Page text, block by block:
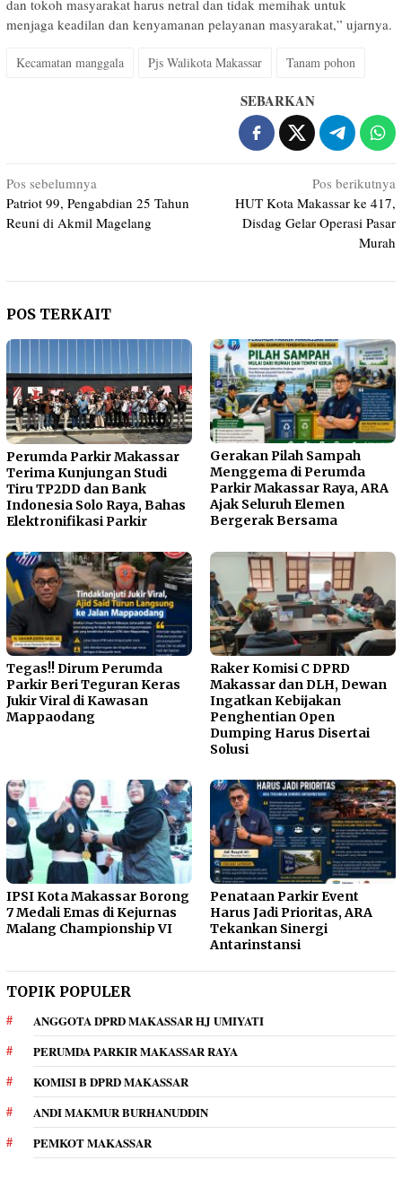
dan tokoh masyarakat harus netral dan tidak memihak untuk
menjaga keadilan dan kenyamanan pelayanan masyarakat,” ujarnya.
Kecamatan manggala Pjs Walikota Makassar Tanam pohon
SEBARKAN
Navigasi
pos
Pos sebelumnya
Patriot 99, Pengabdian 25 Tahun
Reuni di Akmil Magelang
Pos berikutnya
HUT Kota Makassar ke 417,
Disdag Gelar Operasi Pasar
Murah
POS TERKAIT
Perumda Parkir Makassar
Terima Kunjungan Studi
Tiru TP2DD dan Bank
Indonesia Solo Raya, Bahas
Elektronifikasi Parkir
Gerakan Pilah Sampah
Menggema di Perumda
Parkir Makassar Raya, ARA
Ajak Seluruh Elemen
Bergerak Bersama
Tegas!! Dirum Perumda
Parkir Beri Teguran Keras
Jukir Viral di Kawasan
Mappaodang
Raker Komisi C DPRD
Makassar dan DLH, Dewan
Ingatkan Kebijakan
Penghentian Open
Dumping Harus Disertai
Solusi
IPSI Kota Makassar Borong
7 Medali Emas di Kejurnas
Malang Championship VI
Penataan Parkir Event
Harus Jadi Prioritas, ARA
Tekankan Sinergi
Antarinstansi
TOPIK POPULER
ANGGOTA DPRD MAKASSAR HJ UMIYATI
PERUMDA PARKIR MAKASSAR RAYA
KOMISI B DPRD MAKASSAR
ANDI MAKMUR BURHANUDDIN
PEMKOT MAKASSAR